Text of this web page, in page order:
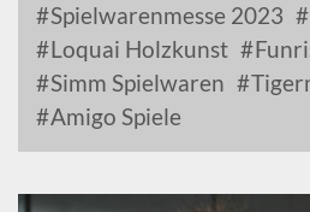
Spielwarenmesse 2023
Loquai Holzkunst
Simm Spielwaren
Amigo Spiele